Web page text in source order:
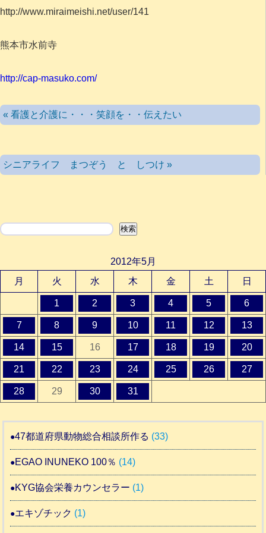
http://www.miraimeishi.net/user/141
熊本市水前寺
http://cap-masuko.com/
« 看護と介護に・・・笑顔を・・伝えたい
シニアライフ まつぞう と しつけ »
検索 検索
2012年5月
月
火 水 木 金 土 日
1 2 3 4 5 6
7 8 9 10 11 12 13
14 15 16 17 18 19 20
21 22 23 24 25 26 27
28 29 30 31
47都道府県動物総合相談所作る (33)
EGAO INUNEKO 100％ (14)
KYG協会栄養カウンセラー (1)
エキゾチック (1)